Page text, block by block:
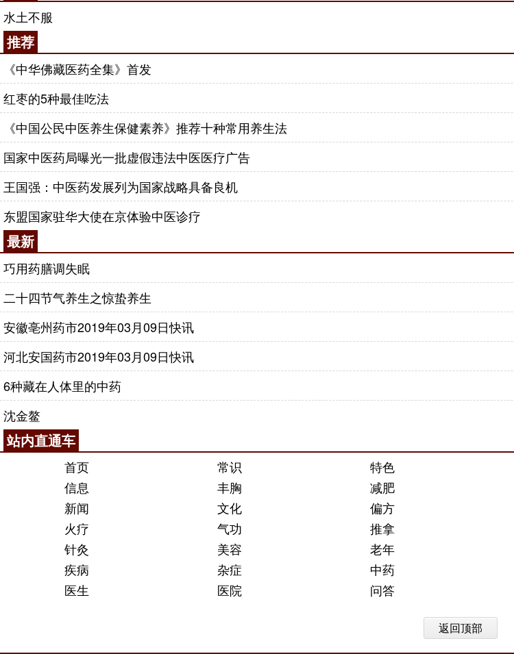
水土不服
推荐
《中华佛藏医药全集》首发
红枣的5种最佳吃法
《中国公民中医养生保健素养》推荐十种常用养生法
国家中医药局曝光一批虚假违法中医医疗广告
王国强：中医药发展列为国家战略具备良机
东盟国家驻华大使在京体验中医诊疗
最新
巧用药膳调失眠
二十四节气养生之惊蛰养生
安徽亳州药市2019年03月09日快讯
河北安国药市2019年03月09日快讯
6种藏在人体里的中药
沈金鳌
站内直通车
首页 常识 特色
信息
丰胸 减肥
新闻
文化 偏方
火疗
气功 推拿
针灸
美容 老年
疾病
杂症 中药
医生
医院 问答
返回顶部